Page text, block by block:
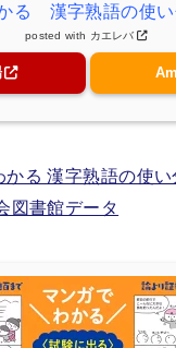
る 漢字熟語の使
posted with カエレバ
かる 漢字熟語の使
図書館データ